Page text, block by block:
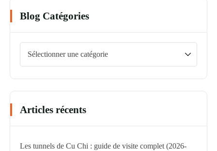
Blog Catégories
Articles récents
Les tunnels de Cu Chi : guide de visite complet (2026-